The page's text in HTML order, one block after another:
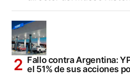
Fallo contra Argentina:
el 51% de sus acciones